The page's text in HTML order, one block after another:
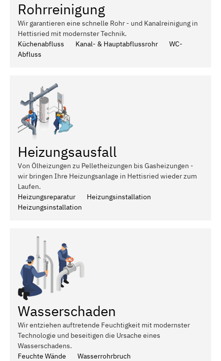
Rohrreinigung
Wir garantieren eine schnelle Rohr - und Kanalreinigung in
Hettisried mit modernster Technik.
Küchenabfluss
Kanal- & Hauptabflussrohr
WC-
Abfluss
Heizungsausfall
Von Ölheizungen zu Pelletheizungen bis Gasheizungen -
wir bringen Ihre Heizungsanlage in Hettisried wieder zum
Laufen.
Heizungsreparatur
Heizungsinstallation
Heizungsinstallation
Wasserschaden
Wir entziehen auftretende Feuchtigkeit mit modernster
Technologie und beseitigen die Ursache eines
Wasserschadens.
Feuchte Wände
Wasserrohrbruch